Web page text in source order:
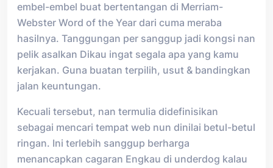
embel-embel buat bertentangan di Merriam-
Webster Word of the Year dari cuma meraba
hasilnya. Tanggungan per sanggup jadi kongsi nan
pelik asalkan Dikau ingat segala apa yang kamu
kerjakan. Guna buatan terpilih, usut & bandingkan
jalan keuntungan.
Kecuali tersebut, nan termulia didefinisikan
sebagai mencari tempat web nun dinilai betul-betul
ringan. Ini terlebih sanggup berharga
menancapkan cagaran Engkau di underdog kalau